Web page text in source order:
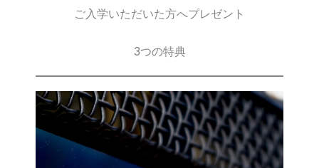
ご入学いただいた方へプレゼント
3つの特典